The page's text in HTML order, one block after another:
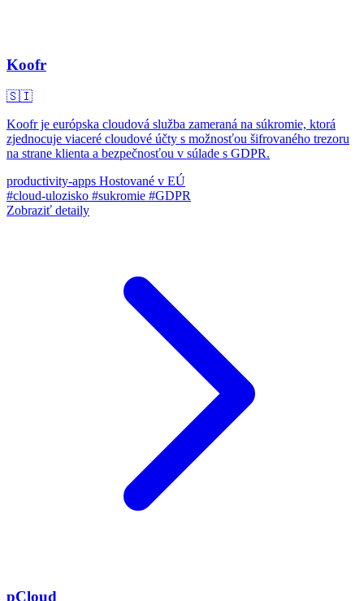
Koofr
🇸🇮
Koofr je európska cloudová služba zameraná na súkromie, ktorá
zjednocuje viaceré cloudové účty s možnosťou šifrovaného trezoru
na strane klienta a bezpečnosťou v súlade s GDPR.
productivity-apps Hostované v EÚ
#cloud-ulozisko #sukromie #GDPR
Zobraziť detaily
pCloud